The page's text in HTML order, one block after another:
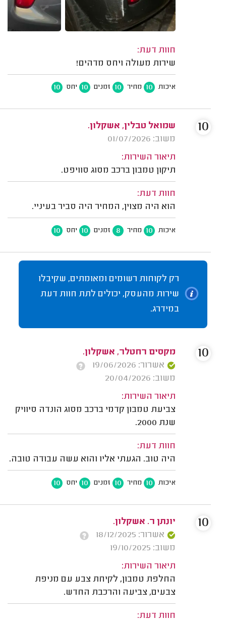
חוות דעת:
שירות מעולה ויחס מדהים!
איכות 10 מחיר 10 זמנים 10 יחס 10
שמואל טבלין, אשקלון.
משוב: 01/07/2026
תיאור השירות:
תיקון טמבון ברכב מסוג סוויפט.
חוות דעת:
הוא היה מצוין, המחיר היה סביר בעיניי.
איכות 10 מחיר 8 זמנים 10 יחס 10
10
רק לקוחות רשומים ומאומתים, שקיבלו
שירות מהעסק, יכולים לתת חוות דעת
במידרג.
מקסים רחטלר, אשקלון.
אשרור: 19/06/2026
משוב: 20/04/2026
תיאור השירות:
צביעת טמבון קדמי ברכב מסוג הונדה סיוויק
שנת 2000.
חוות דעת:
היה טוב. הגעתי אליו והוא עשה עבודה טובה.
איכות 10 מחיר 10 זמנים 10 יחס 10
10
יונתן ר. אשקלון.
אשרור: 18/12/2025
משוב: 19/10/2025
תיאור השירות:
החלפת טמבון, לקיחת צבע עם מניפת
צבעים, צביעה והרכבת החדש.
חוות דעת:
10